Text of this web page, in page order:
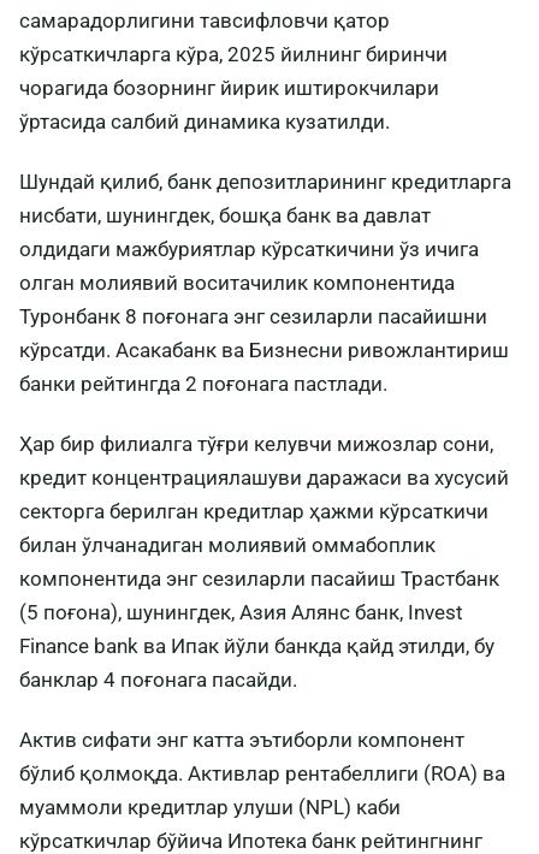
самарадорлигини тавсифловчи қатор
кўрсаткичларга кўра, 2025 йилнинг биринчи
чорагида бозорнинг йирик иштирокчилари
ўртасида салбий динамика кузатилди.
Шундай қилиб, банк депозитларининг кредитларга
нисбати, шунингдек, бошқа банк ва давлат
олдидаги мажбуриятлар кўрсаткичини ўз ичига
олган молиявий воситачилик компонентида
Туронбанк 8 поғонага энг сезиларли пасайишни
кўрсатди. Асакабанк ва Бизнесни ривожлантириш
банки рейтингда 2 поғонага пастлади.
Ҳар бир филиалга тўғри келувчи мижозлар сони,
кредит концентрациялашуви даражаси ва хусусий
секторга берилган кредитлар ҳажми кўрсаткичи
билан ўлчанадиган молиявий оммабоплик
компонентида энг сезиларли пасайиш Трастбанк
(5 поғона), шунингдек, Азия Алянc банк, Invest
Finance bank ва Ипак йўли банкда қайд этилди, бу
банклар 4 поғонага пасайди.
Актив сифати энг катта эътиборли компонент
бўлиб қолмоқда. Активлар рентабеллиги (ROA) ва
муаммоли кредитлар улуши (NPL) каби
кўрсаткичлар бўйича Ипотека банк рейтингнинг